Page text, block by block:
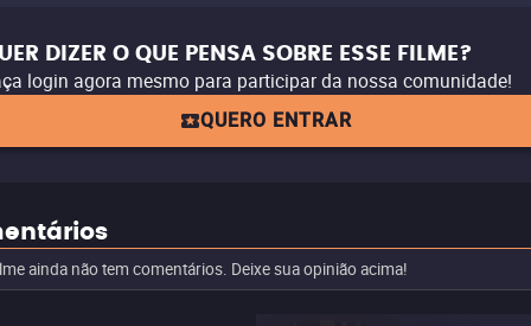
DIZER O QUE PENSA SOBRE ESSE FILME?
login agora mesmo para participar da nossa comunidade!
QUERO ENTRAR
ainda não tem comentários. Deixe sua opinião acima!